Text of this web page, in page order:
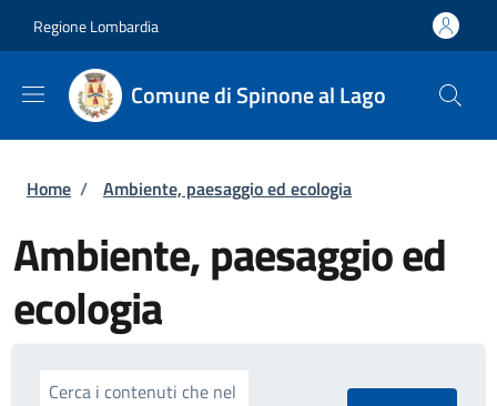
Regione Lombardia
Comune di Spinone al Lago
Briciole di pane
Home / Ambiente, paesaggio ed ecologia
Ambiente, paesaggio ed
ecologia
Cerca i contenuti che nel